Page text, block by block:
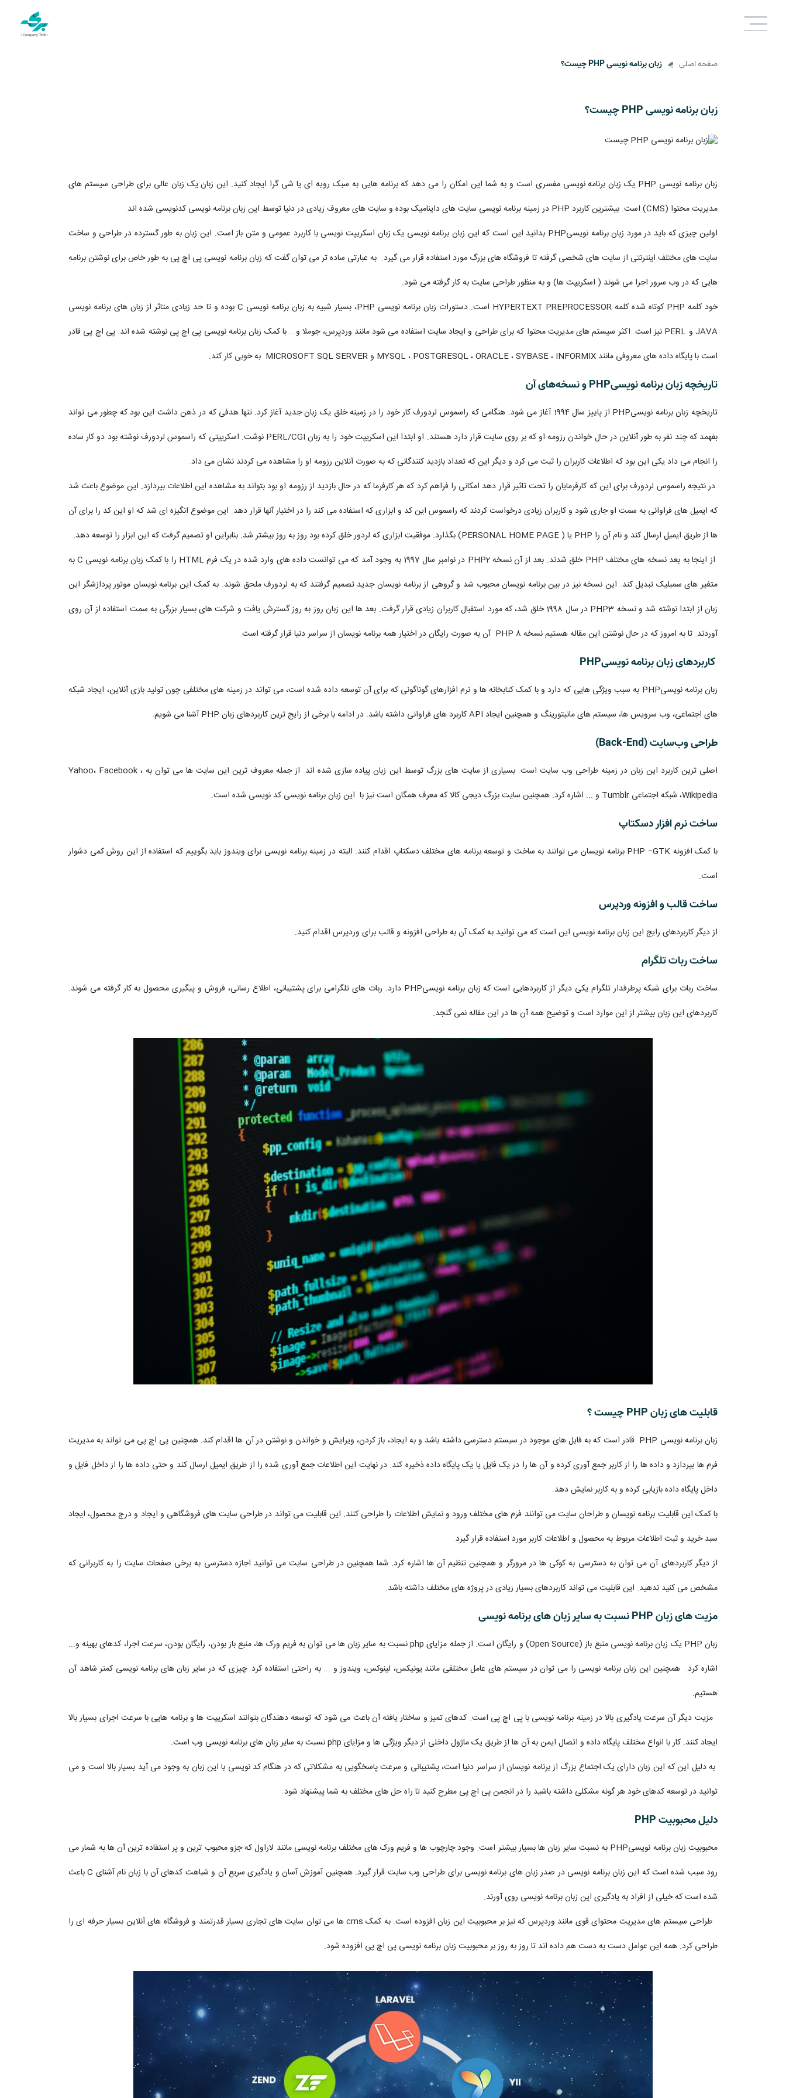
صفحه اصلی زبان برنامه نویسی PHP چیست؟
زبان برنامه نویسی PHP چیست؟
زبان برنامه نویسی PHP یک زبان برنامه نویسی مفسری است و به شما این امکان را می دهد که برنامه هایی به سبک رویه ای یا شی گرا ایجاد کنید. این زبان یک زبان عالی برای طراحی سیستم های
مدیریت محتوا (CMS) است. بیشترین کاربرد PHP در زمینه برنامه نویسی سایت های داینامیک بوده و سایت های معروف زیادی در دنیا توسط این زبان برنامه نویسی کدنویسی شده اند.
اولین چیزی که باید در مورد زبان برنامه نویسیPHP بدانید این است که این زبان برنامه نویسی یک زبان اسکریپت نویسی با کاربرد عمومی و متن باز است. این زبان به طور گسترده در طراحی و ساخت
سایت های مختلف اینترنتی از سایت های شخصی گرفته تا فروشگاه های بزرگ مورد استفاده قرار می گیرد. به عبارتی ساده تر می توان گفت که زبان برنامه نویسی پی اچ پی به طور خاص برای نوشتن برنامه
هایی که در وب سرور اجرا می شوند ( اسکریپت ها) و به منظورطراحی سایتبه کار گرفته می شود.
خود کلمه PHP کوتاه شده کلمه HYPERTEXT PREPROCESSOR است. دستورات زبان برنامه نویسی PHP، بسیار شبیه به زبان برنامه نویسی C بوده و تا حد زیادی متاثر از زبان های برنامه نویسی
JAVA و PERL نیز است. اکثر سیستم های مدیریت محتوا که برای طراحی و ایجاد سایت استفاده می شود مانند وردپرس، جوملا و... با کمک زبان برنامه نویسی پی اچ پی نوشته شده اند. پی اچ پی قادر
است با پایگاه داده های معروفی مانند MYSQL ، POSTGRESQL ، ORACLE ، SYBASE ، INFORMIX و MICROSOFT SQL SERVER به خوبی کار کند.
تاریخچه زبان برنامه نویسیPHP و نسخه‌های آن
تاریخچه زبان برنامه نویسیPHP از پاییز سال 1994 آغاز می شود. هنگامی که راسموس لردورف کار خود را در زمینه خلق یک زبان جدید آغاز کرد. تنها هدفی که در ذهن داشت این بود که چطور می تواند
بفهمد که چند نفر به طور آنلاین در حال خواندن رزومه او که بر روی سایت قرار دارد هستند. او ابتدا این اسکریپت خود را به زبان PERL/CGI نوشت. اسکریپتی که راسموس لردورف نوشته بود دو کار ساده
را انجام می داد یکی این بود که اطلاعات کاربران را ثبت می کرد و دیگر این که تعداد بازدید کنندگانی که به صورت آنلاین رزومه او را مشاهده می کردند نشان می داد.
در نتیجه راسموس لردورف برای این که کارفرمایان را تحت تاثیر قرار دهد امکانی را فراهم کرد که هر کارفرما که در حال بازدید از رزومه او بود بتواند به مشاهده این اطلاعات بپردازد. این موضوع باعث شد
که ایمیل های فراوانی به سمت او جاری شود و کاربران زیادی درخواست کردند که راسموس این کد و ابزاری که استفاده می کند را در اختیار آنها قرار دهد. این موضوع انگیزه ای شد که او این کد را برای آن
ها از طریق ایمیل ارسال کند و نام آن را PHP یا ( PERSONAL HOME PAGE) بگذارد. موفقیت ابزاری که لردور خلق کرده بود روز به روز بیشتر شد. بنابراین او تصمیم گرفت که این ابزار را توسعه دهد.
از اینجا به بعد نسخه های مختلف PHP خلق شدند. بعد از آن نسخه PHP2 در نوامبر سال 1997 به وجود آمد که می توانست داده های وارد شده در یک فرم HTML را با کمک زبان برنامه نویسی C به
متغیر های سمبلیک تبدیل کند. این نسخه نیز در بین برنامه نویسان محبوب شد و گروهی از برنامه نویسان جدید تصمیم گرفتند که به لردورف ملحق شوند. به کمک این برنامه نویسان موتور پردازشگر این
زبان از ابتدا نوشته شد و نسخه PHP3 در سال 1998 خلق شد، که مورد استقبال کاربران زیادی قرار گرفت. بعد ها این زبان روز به روز گسترش یافت و شرکت های بسیار بزرگی به سمت استفاده از آن روی
آوردند. تا به امروز که در حال نوشتن این مقاله هستیم نسخه PHP 8 آن به صورت رایگان در اختیار همه برنامه نویسان از سراسر دنیا قرار گرفته است.
کاربردهای زبان برنامه نویسیPHP
زبان برنامه نویسیPHP به سبب ویژگی هایی که دارد و با کمک کتابخانه ها و نرم افزارهای گوناگونی که برای آن توسعه داده شده است، می تواند در زمینه های مختلفی چون تولید بازی آنلاین، ایجاد شبکه
های اجتماعی، وب سرویس ها، سیستم های مانیتورینگ و همچنین ایجاد API کاربرد های فراوانی داشته باشد. در ادامه با برخی از رایج ترین کاربردهای زبان PHP آشنا می شویم.
طراحی وب‌سایت (Back-End)
اصلی ترین کاربرد این زبان در زمینه طراحی وب سایت است. بسیاری از سایت های بزرگ توسط این زبان پیاده سازی شده اند. از جمله معروف ترین این سایت ها می توان به Yahoo، Facebook ،
Wikipedia، شبکه اجتماعی Tumblr و ... اشاره کرد. همچنین سایت بزرگ دیجی کالا که معرف همگان است نیز با این زبان برنامه نویسی کد نویسی شده است.
ساخت نرم افزار دسکتاپ
با کمک افزونه PHP –GTK برنامه نویسان می توانند به ساخت و توسعه برنامه های مختلف دسکتاپ اقدام کنند. البته در زمینه برنامه نویسی برای ویندوز باید بگوییم که استفاده از این روش کمی دشوار
است.
ساخت قالب و افزونه وردپرس
از دیگر کاربردهای رایج این زبان برنامه نویسی این است که می توانید به کمک آن به طراحی افزونه و قالب برای وردپرس اقدام کنید.
ساخت ربات تلگرام
ساخت ربات برای شبکه پرطرفدار تلگرام یکی دیگر از کاربردهایی است که زبان برنامه نویسیPHP دارد. ربات های تلگرامی برای پشتیبانی، اطلاع رسانی، فروش و پیگیری محصول به کار گرفته می شوند.
کاربردهای این زبان بیشتر از این موارد است و توضیح همه آن ها در این مقاله نمی گنجد.
قابلیت های زبان PHP چیست ؟
زبان برنامه نویسی PHP قادر است که به فایل های موجود در سیستم دسترسی داشته باشد و به ایجاد، باز کردن، ویرایش و خواندن و نوشتن در آن ها اقدام کند. همچنین پی اچ پی می تواند به مدیریت
فرم ها بپردازد و داده ها را از کاربر جمع آوری کرده و آن ها را در یک فایل یا یک پایگاه داده ذخیره کند. در نهایت این اطلاعات جمع آوری شده را از طریق ایمیل ارسال کند و حتی داده ها را از داخل فایل و
داخل پایگاه داده بازیابی کرده و به کاربر نمایش دهد.
با کمک این قابلیت برنامه نویسان و طراحان سایت می توانند فرم های مختلف ورود و نمایش اطلاعات را طراحی کنند. این قابلیت می تواند در طراحی سایت های فروشگاهی و ایجاد و درج محصول، ایجاد
سبد خرید و ثبت اطلاعات مربوط به محصول و اطلاعات کاربر مورد استفاده قرار گیرد.
از دیگر کاربردهای آن می توان به دسترسی به کوکی ها در مرورگر و همچنین تنظیم آن ها اشاره کرد. شما همچنین در طراحی سایت می توانید اجازه دسترسی به برخی صفحات سایت را به کاربرانی که
مشخص می کنید ندهید. این قابلیت می تواند کاربردهای بسیار زیادی در پروژه های مختلف داشته باشد.
مزیت های زبان PHP نسبت به سایر زبان های برنامه نویسی
زبان PHP یک زبان برنامه نویسی منبع باز (Open Source) و رایگان است. از جمله مزایای php نسبت به سایر زبان ها می توان به فریم ورک ها، منبع باز بودن، رایگان بودن، سرعت اجرا، کدهای بهینه و...
اشاره کرد. همچنین این زبان برنامه نویسی را می توان در سیستم های عامل مختلفی مانند یونیکس، لینوکس، ویندوز و ... به راحتی استفاده کرد. چیزی که در سایر زبان های برنامه نویسی کمتر شاهد آن
هستیم.
مزیت دیگر آن سرعت یادگیری بالا در زمینه برنامه نویسی با پی اچ پی است. کدهای تمیز و ساختار یافته آن باعث می شود که توسعه دهندگان بتوانند اسکریپت ها و برنامه هایی با سرعت اجرای بسیار بالا
ایجاد کنند. کار با انواع مختلف پایگاه داده و اتصال ایمن به آن ها از طریق یک ماژول داخلی از دیگر ویژگی ها و مزایای php نسبت به سایر زبان های برنامه نویسی وب است.
به دلیل این که این زبان دارای یک اجتماع بزرگ از برنامه نویسان از سراسر دنیا است، پشتیبانی و سرعت پاسخگویی به مشکلاتی که در هنگام کد نویسی با این زبان به وجود می آید بسیار بالا است و می
توانید در توسعه کدهای خود هر گونه مشکلی داشته باشید را در انجمن پی اچ پی مطرح کنید تا راه حل های مختلف به شما پیشنهاد شود.
دلیل محبوبیت PHP
محبوبیت زبان برنامه نویسیPHP به نسبت سایر زبان ها بسیار بیشتر است. وجود چارچوب ها و فریم ورک های مختلف برنامه نویسی مانند لاراول که جزو محبوب ترین و پر استفاده ترین آن ها به شمار می
رود سبب شده است که این زبان برنامه نویسی در صدر زبان های برنامه نویسی برای طراحی وب سایت قرار گیرد. همچنین آموزش آسان و یادگیری سریع آن و شباهت کدهای آن با زبان نام آشنای C باعث
شده است که خیلی از افراد به یادگیری این زبان برنامه نویسی روی آورند.
طراحی سیستم های مدیریت محتوای قوی مانند وردپرس که نیز بر محبوبیت این زبان افزوده است. به کمک cms ها می توان سایت های تجاری بسیار قدرتمند و فروشگاه های آنلاین بسیار حرفه ای را
طراحی کرد. همه این عوامل دست به دست هم داده اند تا روز به روز بر محبوبیت زبان برنامه نویسی پی اچ پی افزوده شود.